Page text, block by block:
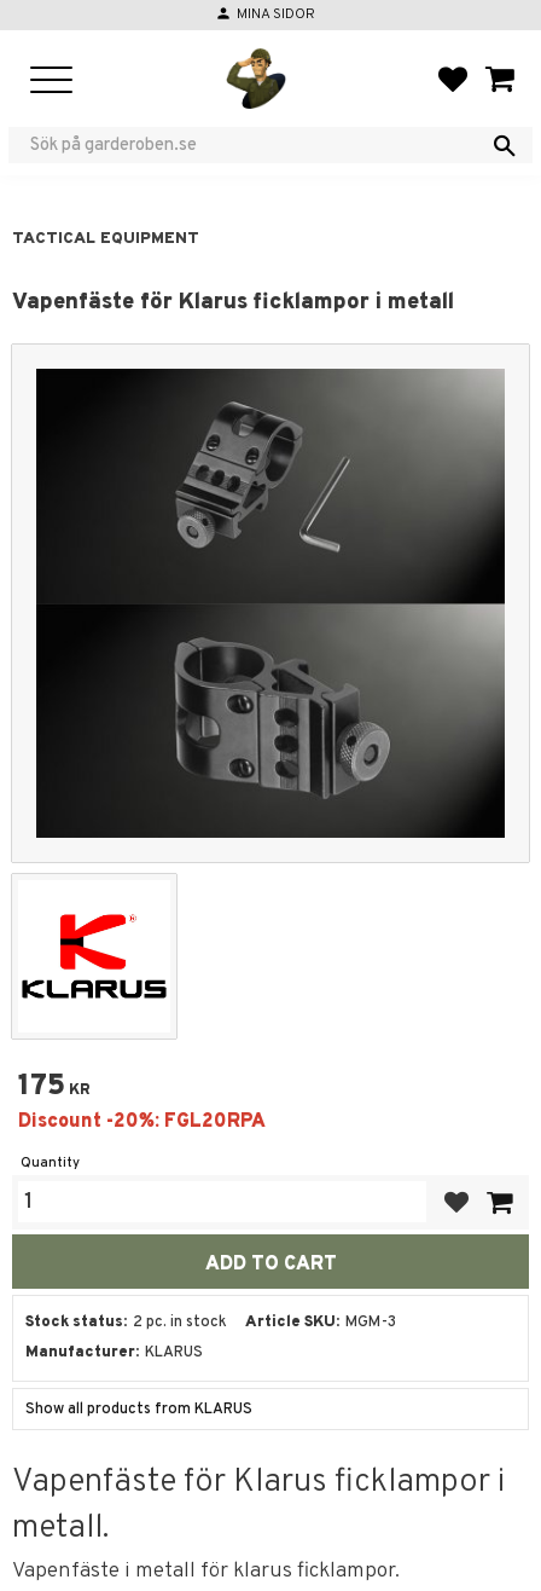
person MINA SIDOR
TACTICAL EQUIPMENT
Vapenfäste för Klarus ficklampor i metall
175 KR
Quantity
Stock status 2 pc. in stock Article SKU MGM-3
Manufacturer KLARUS
Show all products from KLARUS
Vapenfäste för Klarus ficklampor i
metall.
Vapenfäste i metall för klarus ficklampor.